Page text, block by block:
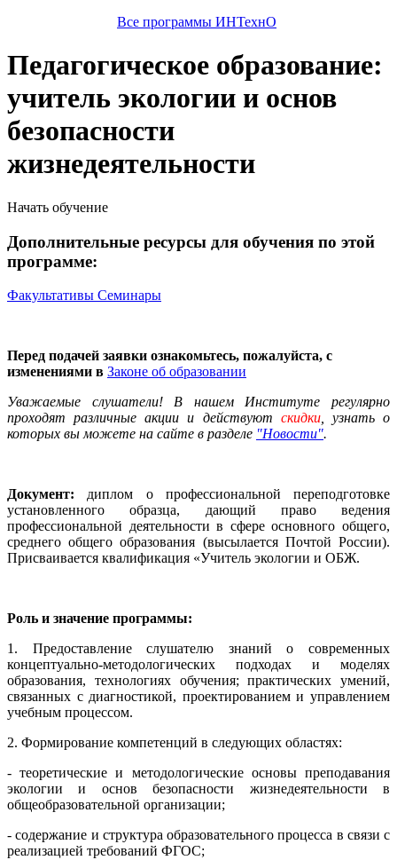
Все программы ИНТехнО
Педагогическое образование:
учитель экологии и основ
безопасности
жизнедеятельности
Начать обучение
Дополнительные ресурсы для обучения по этой
программе:
Факультативы Семинары
Перед подачей заявки ознакомьтесь, пожалуйста, с
изменениями в Законе об образовании
Уважаемые слушатели! В нашем Институте регулярно
проходят различные акции и действуют скидки, узнать о
которых вы можете на сайте в разделе "Новости".
Документ: диплом о профессиональной переподготовке
установленного образца, дающий право ведения
профессиональной деятельности в сфере основного общего,
среднего общего образования (высылается Почтой России).
Присваивается квалификация «Учитель экологии и ОБЖ.
Роль и значение программы:
1. Предоставление слушателю знаний о современных
концептуально-методологических подходах и моделях
образования, технологиях обучения; практических умений,
связанных с диагностикой, проектированием и управлением
учебным процессом.
2. Формирование компетенций в следующих областях:
- теоретические и методологические основы преподавания
экологии и основ безопасности жизнедеятельности в
общеобразовательной организации;
- содержание и структура образовательного процесса в связи с
реализацией требований ФГОС;